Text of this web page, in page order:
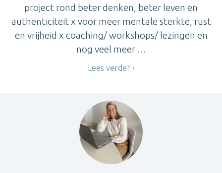
project rond beter denken, beter leven en
authenticiteit x voor meer mentale sterkte, rust
en vrijheid x coaching/ workshops/ lezingen en
nog veel meer …
Lees verder